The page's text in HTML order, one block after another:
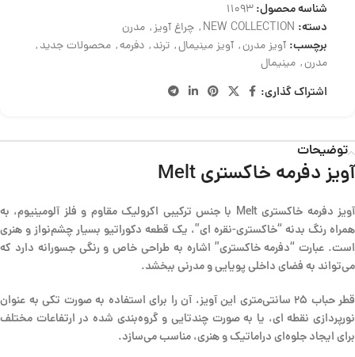
شناسه محصول:11093
دسته: NEW COLLECTION
, چراغ آویز, مدرن
برچسب: آویز مدرن, آویز مینیمال, ترند, دفرمه, محصولات جدید,
مدرن, مینیمال
اشتراک گذاری:
توضیحات
آویز دفرمه خاکستری Melt
آویز دفرمه خاکستری Melt با جنس ترکیبی اکرولیک مقاوم و فلز آلومینیوم، به
همراه رنگ بدنه “خاکستری-نقره ای”، یک قطعه دکوراتیو بسیار چشم‌نواز و هنری
است. عبارت “دفرمه خاکستری” اشاره به طراحی خاص و رنگی جسورانه دارد که
می‌تواند به فضای داخلی پویایی و مدرنی ببخشد.
قطر حباب 25 سانتی‌متری این آویز، آن را برای استفاده به صورت تکی به عنوان
نورپردازی نقطه ای، یا به صورت چندتایی و گروه‌بندی شده در ارتفاعات مختلف
برای ایجاد جلوه‌ای دراماتیک و هنری، مناسب می‌سازد.